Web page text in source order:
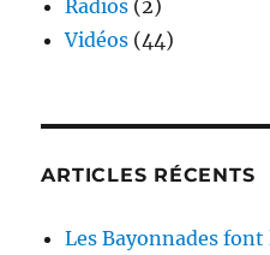
Radios (2)
Vidéos (44)
ARTICLES RÉCENTS
Les Bayonnades